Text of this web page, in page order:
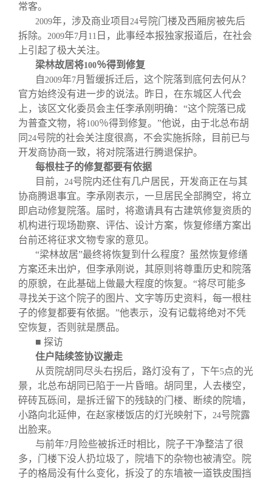
常客。
2009年，涉及商业项目 24号院门楼及西厢房被先后
拆除。 2009年7月 11 日，此事经本报独家报道后，在社会
上引起了极大关注。
梁林故居将100％得到修复
自2009年7月暂缓拆迁后，这个院落到底何去何从？
官方始终没有进一步的说法。昨日，在东城区人代会
上，该区文化委员会主任李承刚明确：“这个院落已成
为普查文物，将100％得到修复。”他说，由于北总布胡
同 24号院的社会关注度很高，不会实施拆除，目前已与
开发商协商一致，将对院落进行腾退保护。
每根柱子的修复都要有依据
目前， 24号院内还住有几户居民，开发商正在与其
协商腾退事宜。李承刚表示，一旦居民全部腾空，将立
即启动修复院落。届时，将邀请具有古建筑修复资质的
机构进行现场勘察、评估、设计方案，恢复修缮方案出
台前还将征求文物专家的意见。
“梁林故居”最终将恢复到什么程度？虽然恢复修缮
方案还未出炉，但李承刚说，其原则将尊重历史和院落
的原貌，在此基础上做最大程度的恢复。“将尽可能多
寻找关于这个院子的图片、文字等历史资料，每一根柱
子的修复都要有依据。”他表示，没有记载将绝对不凭
空恢复，否则就是赝品。
■ 探访
住户陆续签协议搬走
从贡院胡同尽头右拐后，路灯没有了，下午5点的光
景，北总布胡同已陷于一片昏暗。胡同里，人去楼空，
碎砖瓦砾间，是拆迁留下的残缺的门楼、断续的院墙，
小路向北延伸，在赵家楼饭店的灯光映射下， 24号院露
出脸来。
与前年7月险些被拆迁时相比，院子干净整洁了很
多，门楼下没人扔垃圾了，院墙下的杂物也被清空。院
子的格局没有什么变化，拆没了的东墙被一道铁皮围挡